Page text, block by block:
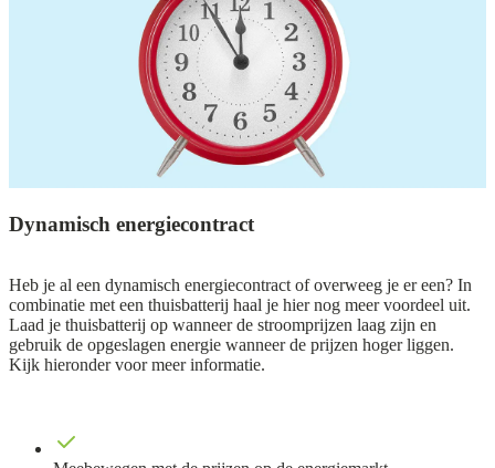
Dynamisch energiecontract
Heb je al een dynamisch energiecontract of overweeg je er een? In
combinatie met een thuisbatterij haal je hier nog meer voordeel uit.
Laad je thuisbatterij op wanneer de stroomprijzen laag zijn en
gebruik de opgeslagen energie wanneer de prijzen hoger liggen.
Kijk hieronder voor meer informatie.